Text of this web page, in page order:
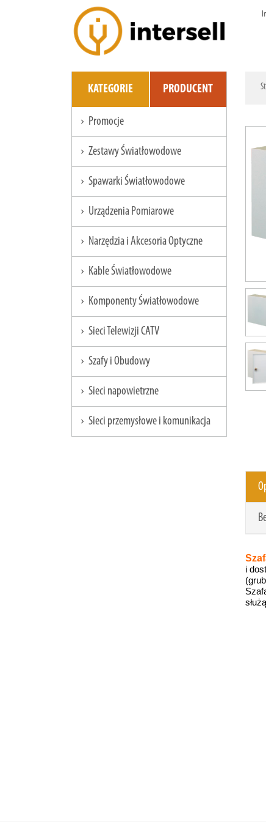
KATEGORIE PRODUCENT
chevron_right Promocje
chevron_right Zestawy Światłowodowe
chevron_right Spawarki Światłowodowe
chevron_right Urządzenia Pomiarowe
chevron_right Narzędzia i Akcesoria Optyczne
chevron_right Kable Światłowodowe
chevron_right Komponenty Światłowodowe
chevron_right Sieci Telewizji CATV
chevron_right Szafy i Obudowy
chevron_right Sieci napowietrzne
chevron_right Sieci przemysłowe i komunikacja
i